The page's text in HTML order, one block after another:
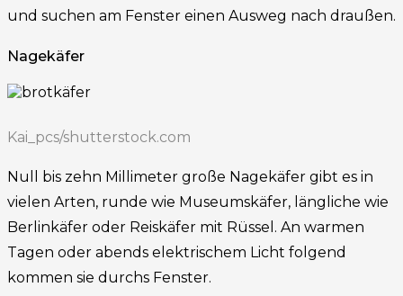
und suchen am Fenster einen Ausweg nach draußen.
Nagekäfer
Kai_pcs/shutterstock.com
Null bis zehn Millimeter große Nagekäfer gibt es in
vielen Arten, runde wie Museumskäfer, längliche wie
Berlinkäfer oder Reiskäfer mit Rüssel. An warmen
Tagen oder abends elektrischem Licht folgend
kommen sie durchs Fenster.